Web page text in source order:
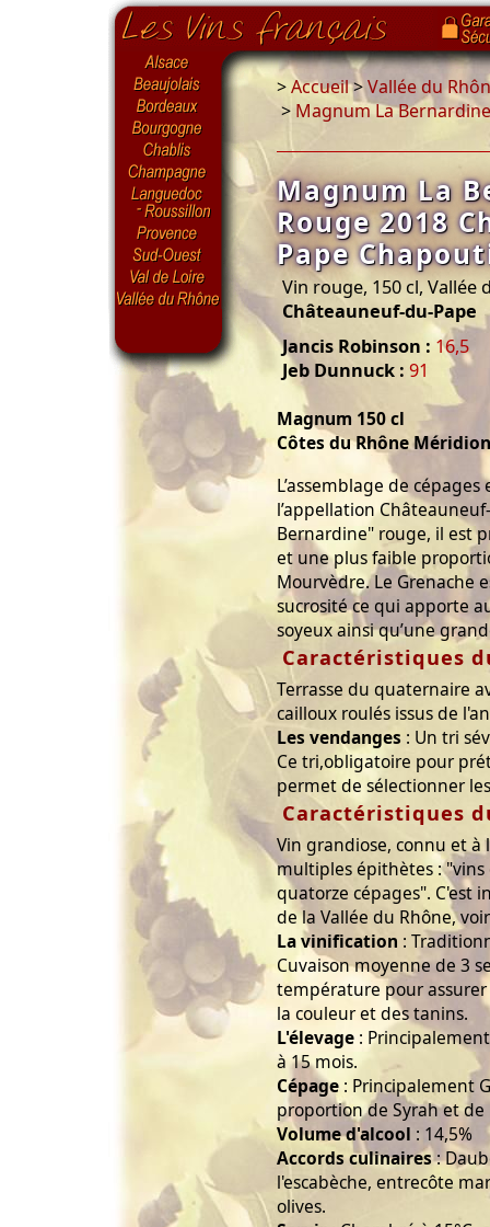
>Accueil>Vallée du
> Magnum La
Magnum La
Rouge 2018
Pape
Vin rouge, 150 cl, Vallée
Châteauneuf-du-Pape
Jancis Robinson : 16,5
Jeb Dunnuck : 91
Magnum 150 cl
Côtes du Rhône
L’assemblage de
l’appellation
Bernardine" rouge, il est
et une plus faible
Mourvèdre. Le Grenache
sucrosité ce qui apporte
soyeux ainsi qu’une
Caractéristiques
Terrasse du quaternaire
cailloux roulés issus de
Les vendanges : Un tri
Ce tri,obligatoire pour
permet de sélectionner
Caractéristiques
Vin grandiose, connu et à
multiples épithètes : "vins
quatorze cépages". C'est
de la Vallée du Rhône,
La vinification :
Cuvaison moyenne de 3
température pour
la couleur et des tanins.
L'élevage :
à 15 mois.
Cépage : Principalement
proportion de Syrah et
Volume d'alcool : 14,5%
Accords culinaires:
l'escabèche, entrecôte
olives.